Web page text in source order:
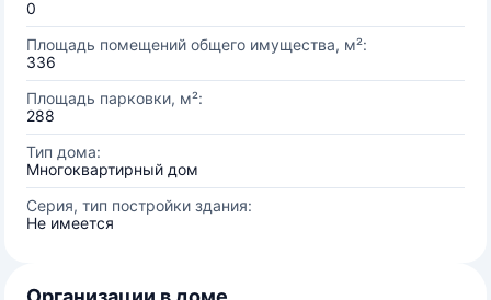
0
Площадь помещений общего имущества, м²:
336
Площадь парковки, м²:
288
Тип дома:
Многоквартирный дом
Серия, тип постройки здания:
Не имеется